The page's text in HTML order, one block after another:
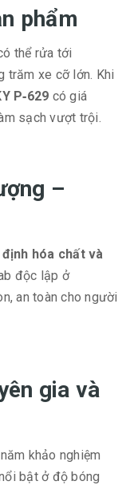
phẩm
thể rửa tới
trăm xe cỡ lớn. Khi
P‑629 có giá
sạch vượt trội.
–
hóa chất và
độc lập ở
an toàn cho người
gia và
khảo nghiệm
bật ở độ bóng